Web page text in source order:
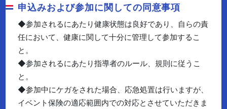
申込みおよび参加に関しての同意事項
◆参加されるにあたり健康状態は良好であり、自らの責
任において、健康に関して十分に管理して参加するこ
と。
◆参加されるにあたり指導者のルール、規則に従うこ
と。
◆参加中にケガをされた場合、応急処置は行いますが、
イベント保険の適応範囲内での対応とさせていただきま